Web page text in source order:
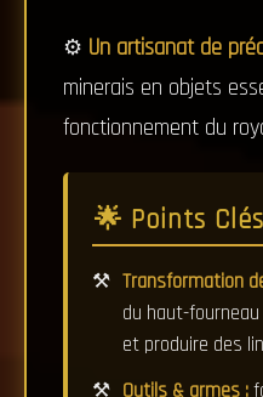
⚙️ Un artisanat de
minerais en objets
fonctionnement du
🌟 Points Clés
Transformation
du haut-
et produire des
Outils & armes :